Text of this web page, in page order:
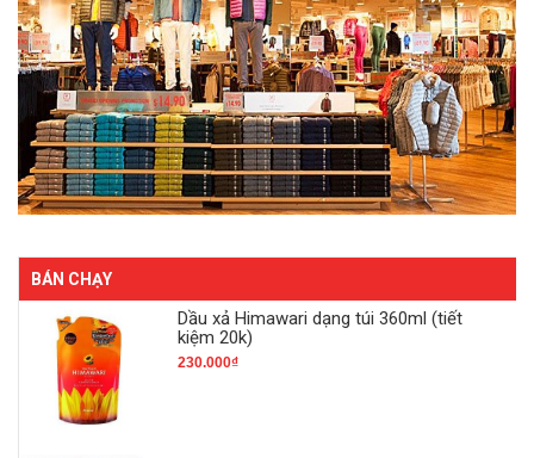
BÁN CHẠY
Dầu xả Himawari dạng túi 360ml (tiết
kiệm 20k)
230.000₫